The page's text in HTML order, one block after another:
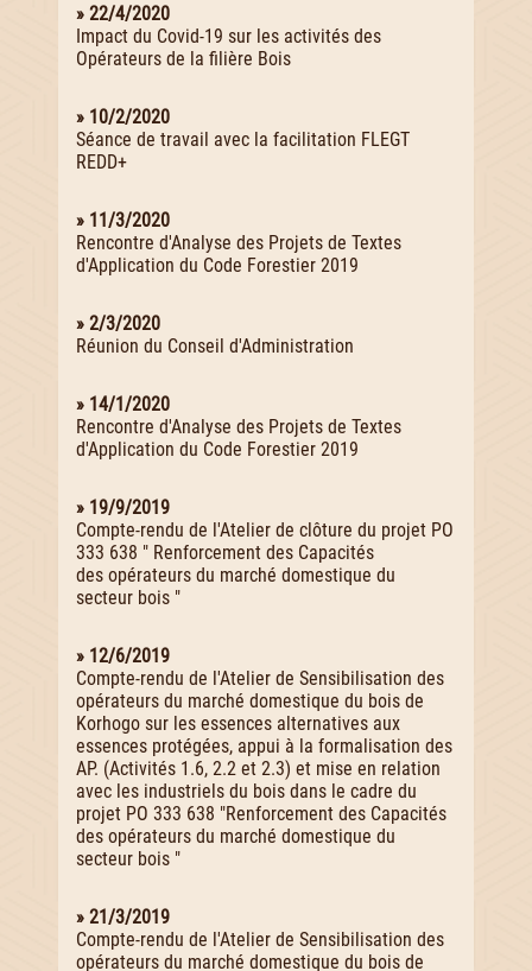
» 22/4/2020
Impact du Covid-19 sur les activités des
Opérateurs de la filière Bois
» 10/2/2020
Séance de travail avec la facilitation FLEGT
REDD+
» 11/3/2020
Rencontre d'Analyse des Projets de Textes
d'Application du Code Forestier 2019
» 2/3/2020
Réunion du Conseil d'Administration
» 14/1/2020
Rencontre d'Analyse des Projets de Textes
d'Application du Code Forestier 2019
» 19/9/2019
Compte-rendu de l'Atelier de clôture du projet PO
333 638 " Renforcement des Capacités
des opérateurs du marché domestique du
secteur bois "
» 12/6/2019
Compte-rendu de l'Atelier de Sensibilisation des
opérateurs du marché domestique du bois de
Korhogo sur les essences alternatives aux
essences protégées, appui à la formalisation des
AP. (Activités 1.6, 2.2 et 2.3) et mise en relation
avec les industriels du bois dans le cadre du
projet PO 333 638 "Renforcement des Capacités
des opérateurs du marché domestique du
secteur bois "
» 21/3/2019
Compte-rendu de l'Atelier de Sensibilisation des
opérateurs du marché domestique du bois de